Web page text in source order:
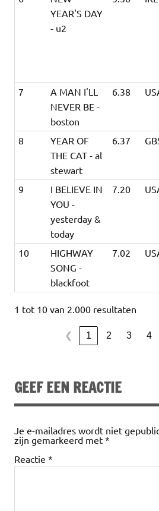
YEAR'S DAY
- u2
7
A MAN I'LL
NEVER BE -
boston
6.38
8
YEAR OF
THE CAT - al
stewart
6.37
9
I BELIEVE IN
YOU -
yesterday &
today
7.20
10
HIGHWAY
SONG -
blackfoot
7.02
1 tot 10 van 2.000 resultaten
❮ 1 2 3 4
GEEF EEN REACTIE
Je e-mailadres wordt niet
zijn gemarkeerd met *
Reactie *